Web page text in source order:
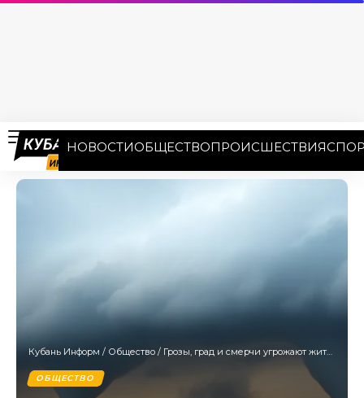
НОВОСТИОБЩЕСТВОПРОИСШЕСТВИЯ
Кубань Информ / Общество / Грозы, град и смерчи угрожают жителям Краснодарского края
ОБЩЕСТВО